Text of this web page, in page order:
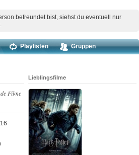
befreundet bist, siehst du eventuell nur
Playlisten
Gruppen
Filme
Lieblingsfilme